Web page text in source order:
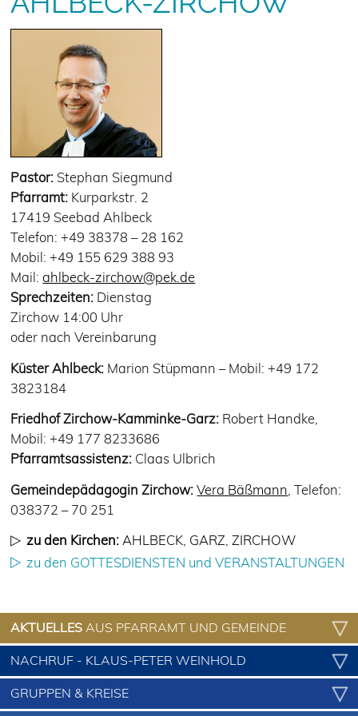
Pastor: Stephan Siegmund
Pfarramt: Kurparkstr. 2
17419 Seebad Ahlbeck
Telefon: +49 38378 – 28 162
Mobil: +49 155 629 388 93
Mail:ahlbeck-zirchow@pek.de
Sprechzeiten: Dienstag
Zirchow 14:00 Uhr
oder nach Vereinbarung
Küster Ahlbeck: Marion Stüpmann – Mobil: +49 172
3823184
Friedhof Zirchow-Kamminke-Garz: Robert Handke,
Mobil: +49 177 8233686
Pfarramtsassistenz: Claas Ulbrich
Gemeindepädagogin Zirchow: Vera Bäßmann , Telefon:
038372 – 70 251
zu den Kirchen: AHLBECK GARZ ,ZIRCHOW
zu den GOTTESDIENSTEN und VERANSTALTUNGEN
AKTUELLES AUS PFARRAMT UND GEMEINDE
NACHRUF - KLAUS-PETER WEINHOLD
GRUPPEN & KREISE